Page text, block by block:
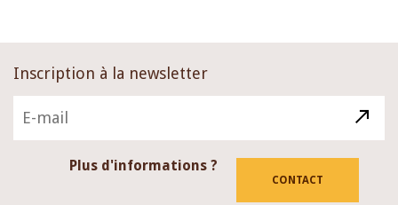
Inscription à la newsletter
Plus d'informations ?
CONTACT